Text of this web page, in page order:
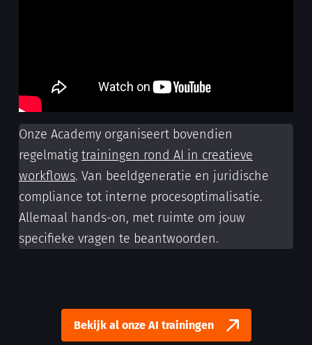
Onze Academy organiseert bovendien
regelmatig trainingen rond AI in creatieve
workflows. Van beeldgeneratie en juridische
compliance tot interne procesoptimalisatie.
Allemaal hands-on, met ruimte om jouw
specifieke vragen te beantwoorden.
Bekijk al onze AI trainingen